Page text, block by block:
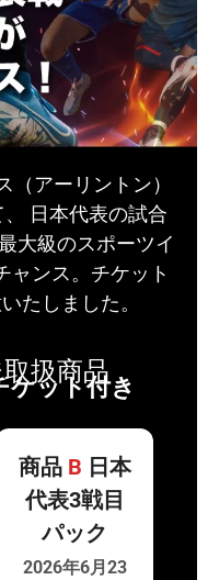
アーリントン）
日本代表の試合
大級のスポーツイ
ャンス。チケット
たしました。
扱商品
ケット付き
商品 B 日本
代表3戦目
パック
2026年6月23